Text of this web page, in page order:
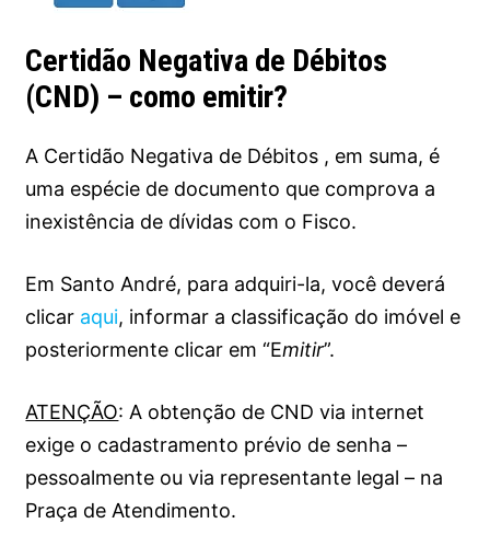
Certidão Negativa de Débitos
(CND) – como emitir?
A Certidão Negativa de Débitos , em suma, é
uma espécie de documento que comprova a
inexistência de dívidas com o Fisco.
Em Santo André, para adquiri-la, você deverá
clicar aqui, informar a classificação do imóvel e
posteriormente clicar em “Emitir”.
ATENÇÃO: A obtenção de CND via internet
exige o cadastramento prévio de senha –
pessoalmente ou via representante legal – na
Praça de Atendimento.